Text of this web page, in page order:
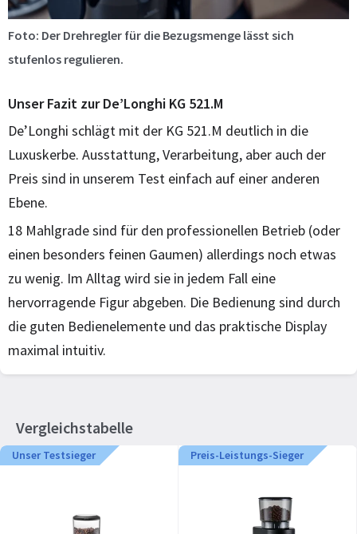
Foto: Der Drehregler für die Bezugsmenge lässt sich
stufenlos regulieren.
Unser Fazit zur De’Longhi KG 521.M
De’Longhi schlägt mit der KG 521.M deutlich in die
Luxuskerbe. Ausstattung, Verarbeitung, aber auch der
Preis sind in unserem Test einfach auf einer anderen
Ebene.
18 Mahlgrade sind für den professionellen Betrieb (oder
einen besonders feinen Gaumen) allerdings noch etwas
zu wenig. Im Alltag wird sie in jedem Fall eine
hervorragende Figur abgeben. Die Bedienung sind durch
die guten Bedienelemente und das praktische Display
maximal intuitiv.
Vergleichstabelle
Unser Testsieger Preis-Leistungs-Sieger